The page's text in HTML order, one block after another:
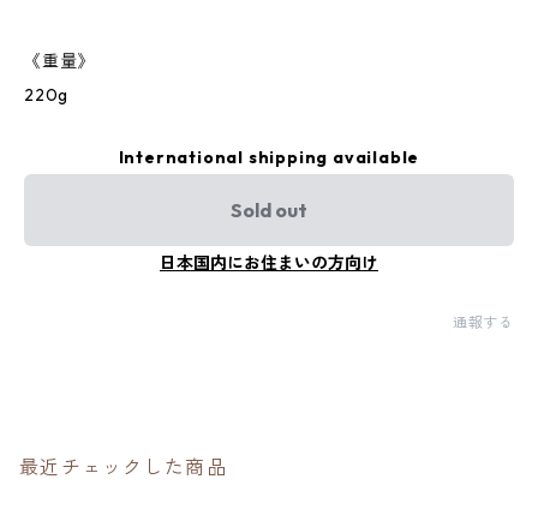
《重量》
220g
International shipping available
Sold out
日本国内にお住まいの方向け
通報する
最近チェックした商品